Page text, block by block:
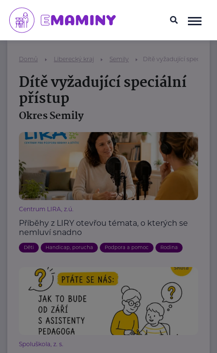
Domů Liberecký kraj Semily Dítě vyžadující speciální
Dítě vyžadující speciální
přístup
Okres Semily
Centrum LIRA, z.ú.
Příběhy z LIRY otevřou témata, o kterých se
nemluví snadno
Děti Handicap, porucha Podpora a pomoc Rodina
Spoluškola, z. s.